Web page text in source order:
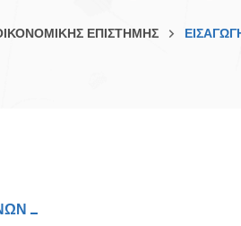
ΕΠΙΣΤΗΜΗΣ